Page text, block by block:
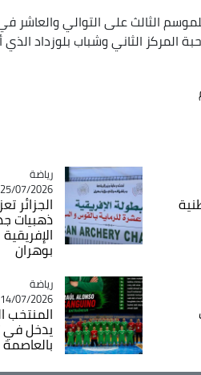
الثالث على التوالي والعاشر
المركز الثاني وشباب بلوزداد
Catégorie
رياضة
25/07/2026 - 17:09
الجزائر
ذهبيات
بوهران
Catégorie
رياضة
14/07/2026 - 21:36
المنتخب
يدخل
بالعاصمة